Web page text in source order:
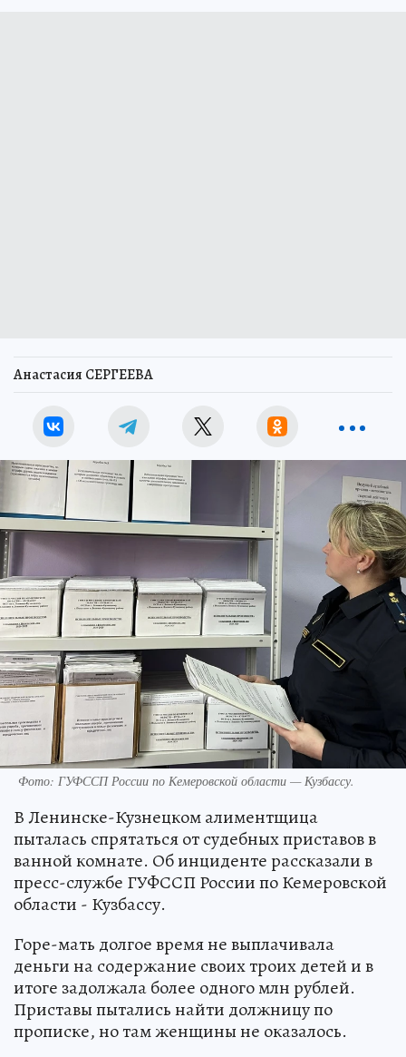
Анастасия СЕРГЕЕВА
Фото: ГУФССП России по Кемеровской области — Кузбассу.
В Ленинске-Кузнецком алиментщица
пыталась спрятаться от судебных приставов в
ванной комнате. Об инциденте рассказали в
пресс-службе ГУФССП России по Кемеровской
области - Кузбассу.
Горе-мать долгое время не выплачивала
деньги на содержание своих троих детей и в
итоге задолжала более одного млн рублей.
Приставы пытались найти должницу по
прописке, но там женщины не оказалось.